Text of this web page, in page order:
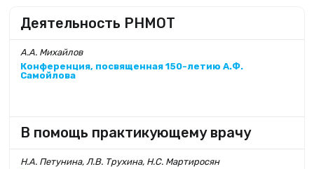
Деятельность РНМОТ
А.А. Михайлов
Конференция, посвященная 150-летию А.Ф.
Самойлова
В помощь практикующему врачу
Н.А. Петунина, Л.В. Трухина, Н.С. Мартиросян